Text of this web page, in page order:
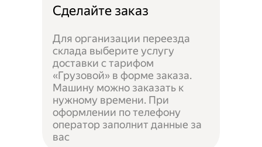
Сделайте заказ
Для организации переезда
склада выберите услугу
доставки с тарифом
«Грузовой» в форме заказа.
Машину можно заказать к
нужному времени. При
оформлении по телефону
оператор заполнит данные за
вас